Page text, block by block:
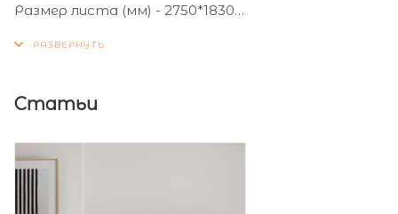
Размер листа (мм) - 2750*1830
Статьи